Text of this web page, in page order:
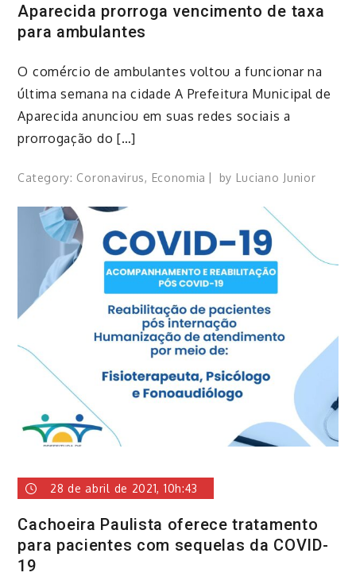
Aparecida prorroga vencimento de taxa
para ambulantes
O comércio de ambulantes voltou a funcionar na
última semana na cidade A Prefeitura Municipal de
Aparecida anunciou em suas redes sociais a
prorrogação do […]
Category: Coronavirus, Economia by Luciano Junior
28 de abril de 2021, 10h:43
Cachoeira Paulista oferece tratamento
para pacientes com sequelas da COVID-
19